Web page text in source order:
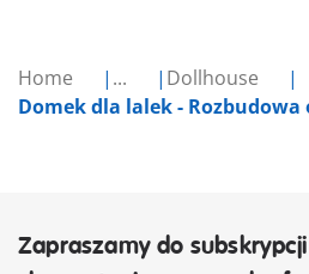
Home ...
Dollhouse
Domek dla lalek - Rozbudowa
Zapraszamy do